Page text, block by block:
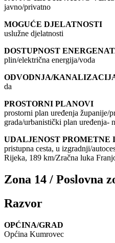
javno/privatno
MOGUĆE DJELATNOSTI
uslužne djelatnosti
DOSTUPNOST
plin/električna energija/voda
ODVODNJA/
da
PROSTORNI PLANOVI
prostorni plan uređenja županije/
grada/urbanistički plan uređenja-
UDALJENOST PROMETNE
pristupna cesta, u izgradnji/
Rijeka, 189 km/Zračna luka
Zona 14 / Poslovna
Razvor
OPĆINA/GRAD
Općina Kumrovec